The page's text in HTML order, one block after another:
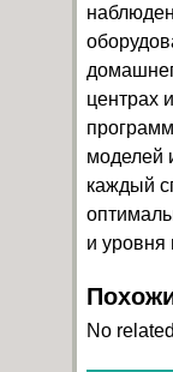
центрах
моделей
каждый
и уровня
No